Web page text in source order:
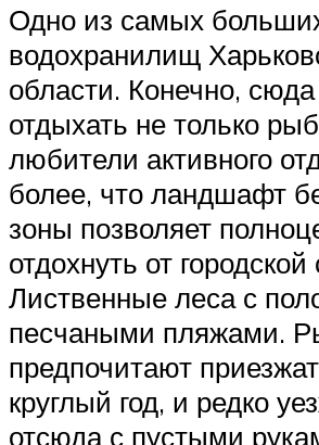
Одно из самых
водохранилищ
области. Конечно,
отдыхать не только
любители активного
более, что ландшафт
зоны позволяет
отдохнуть от городской
Лиственные леса с
песчаными пляжами.
предпочитают
круглый год, и редко
отсюда с пустыми